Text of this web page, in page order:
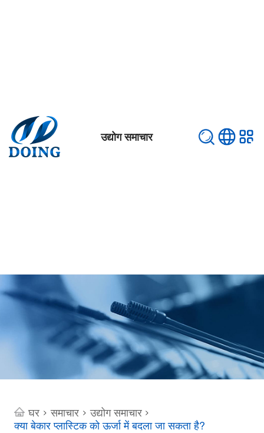
उद्योग समाचार
घर>समाचार>उद्योग समाचार >
क्या बेकार प्लास्टिक को ऊर्जा में बदला जा सकता है?